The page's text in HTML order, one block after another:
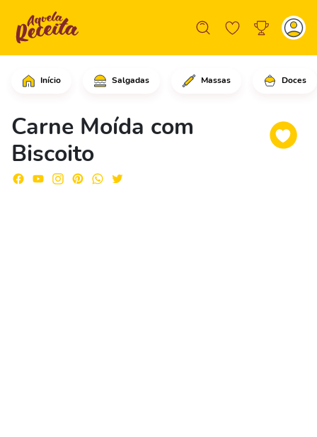
Início Salgadas Massas Doces
Carne Moída com
Biscoito
Em um refratário grande, adicione